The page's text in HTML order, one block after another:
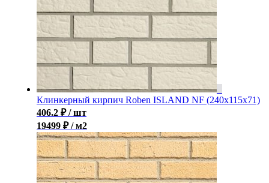
Клинкерный кирпич Roben ISLAND NF (240x115x71)
406.2 ₽ / шт
19499 ₽ / м2